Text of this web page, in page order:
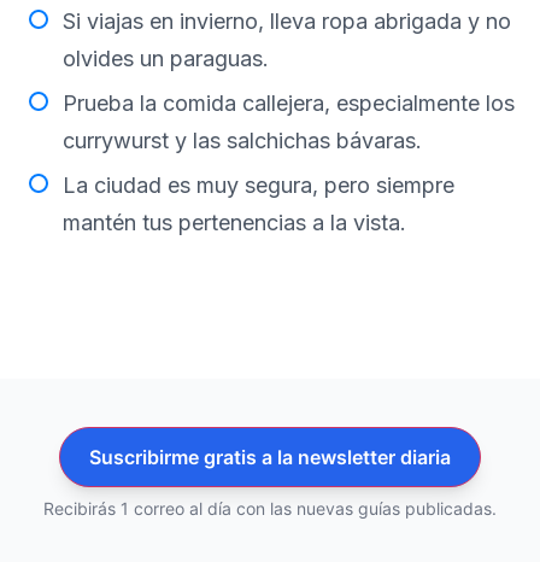
Si viajas en invierno, lleva ropa abrigada y no
olvides un paraguas.
Prueba la comida callejera, especialmente los
currywurst y las salchichas bávaras.
La ciudad es muy segura, pero siempre
mantén tus pertenencias a la vista.
Suscribirme gratis a la newsletter diaria
Recibirás 1 correo al día con las nuevas guías publicadas.